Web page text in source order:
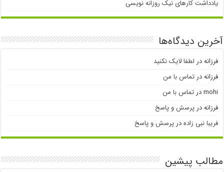
یادداشت کارهای نیک روزانه نویسی
آخرین دیدگاه‌ها
فرزانهدر لطفا لایک نکنید
فرزانهدرتماس با من
mohiدرتماس با من
فرزانهدرپرسش و پاسخ
فریبا نبی زادهدرپرسش و پاسخ
مطالب پیشین